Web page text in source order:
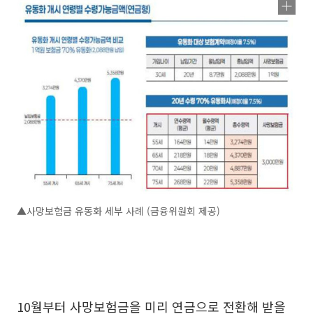
▲사망보험금 유동화 세부 사례 (금융위원회 제공)
10월부터 사망보험금을 미리 연금으로 전환해 받을